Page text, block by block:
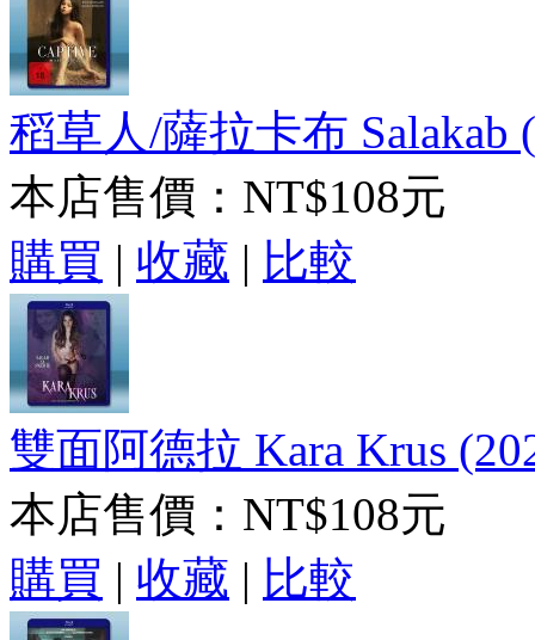
稻草人/薩拉卡布 Salakab
本店售價： NT$108元
購買 | 收藏 | 比較
雙面阿德拉 Kara Krus
本店售價： NT$108元
購買 | 收藏 | 比較